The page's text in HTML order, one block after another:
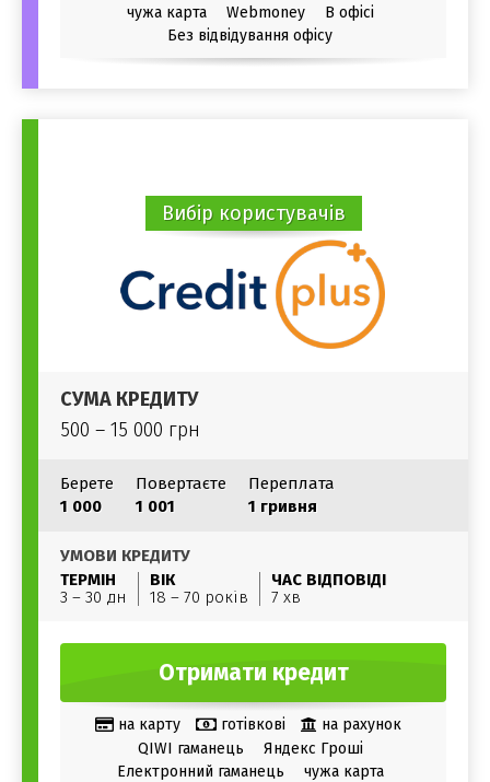
чужа карта
Webmoney
В офісі
Без відвідування офісу
Вибір користувачів
СУМА КРЕДИТУ
500 – 15 000 грн
Берете
1 000
Повертаєте
1 001
Переплата
1 гривня
УМОВИ КРЕДИТУ
ТЕРМІН
3 – 30 дн
ВІК
18 – 70 років
ЧАС ВІДПОВІДІ
7 хв
Отримати кредит
на карту готівкові
на рахунок
QIWI гаманець
Яндекс Гроші
Електронний гаманець
чужа карта